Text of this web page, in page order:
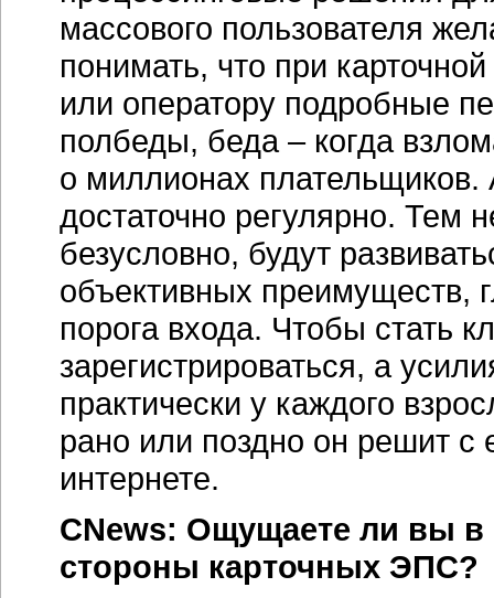
массового пользователя
понимать, что при
или оператору подробные
полбеды, беда – когда
о миллионах плательщиков.
достаточно регулярно. Тем
безусловно, будут
объективных преимуществ,
порога входа. Чтобы стать
зарегистрироваться, а
практически у каждого
рано или поздно он решит
интернете.
CNews: Ощущаете ли вы в
стороны карточных ЭПС?